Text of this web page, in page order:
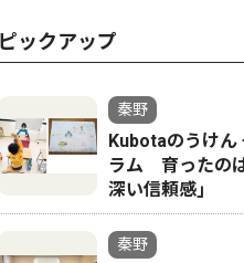
ピックアップ
秦野
Kubotaのうけん
ラム 育ったの
深い信頼感｣
秦野